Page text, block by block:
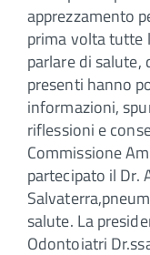
apprezzamento
prima volta tutte
parlare di salute,
presenti hanno
informazioni,
riflessioni e
Commissione
partecipato il Dr.
salute. La
Odontoiatri